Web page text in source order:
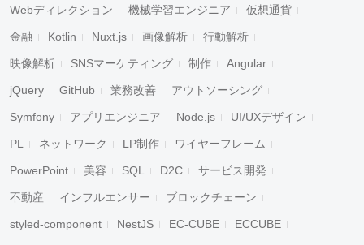
Webディレクション 機械学習エンジニア 仮想通貨
金融 Kotlin Nuxt.js 画像解析 行動解析
映像解析 SNSマーケティング 制作 Angular
jQuery GitHub 業務改善 アウトソーシング
Symfony アプリエンジニア Node.js UI/UXデザイン
PL ネットワーク LP制作 ワイヤーフレーム
PowerPoint 美容 SQL D2C サービス開発
不動産 インフルエンサー ブロックチェーン
styled-component NestJS EC-CUBE ECCUBE